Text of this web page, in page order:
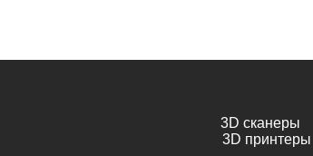
3D сканеры
3D принтеры